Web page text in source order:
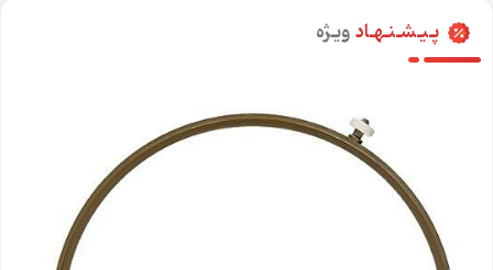
پـیـشـنـهـادویـژه